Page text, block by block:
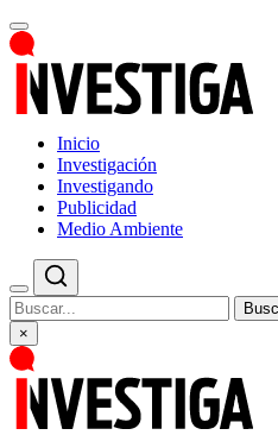
Inicio
Investigación
Investigando
Publicidad
Medio Ambiente
×